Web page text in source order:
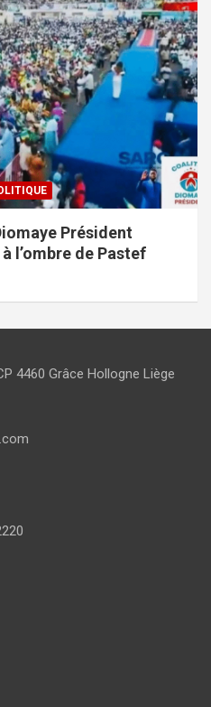
Président
l’ombre de Pastef
4460 Grâce Hollogne Liège